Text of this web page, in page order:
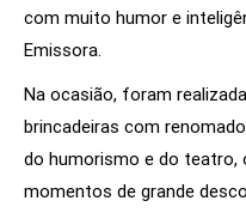
com muito humor e
Emissora.
Na ocasião, foram
brincadeiras com
do humorismo e do teatro,
momentos de grande